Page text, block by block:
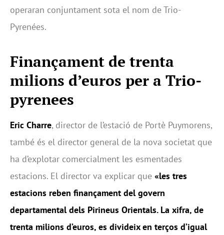
operaran conjuntament sota el nom de Trio-
Pyrenées.
Finançament de trenta
milions d’euros per a Trio-
pyrenees
Eric Charre, director de l’estació de Portè Puymorens,
també és el director general de la nova societat que
ha d’explotar comercialment les esmentades
estacions. El director va explicar que «les tres
estacions reben finançament del govern
departamental dels Pirineus Orientals. La xifra, de
trenta milions d’euros, es divideix en terços d’igual